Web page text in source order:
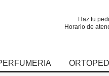
Haz tu
Horario de